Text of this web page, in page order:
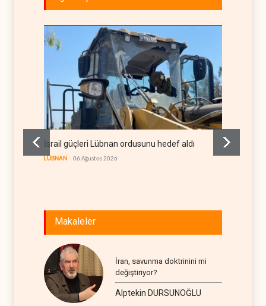
İsrail güçleri Lübnan ordusunu hedef aldı
LÜBNAN 06 Ağustos 2026
Makaleler
İran, savunma doktrinini mi
değiştiriyor?
Alptekin DURSUNOĞLU